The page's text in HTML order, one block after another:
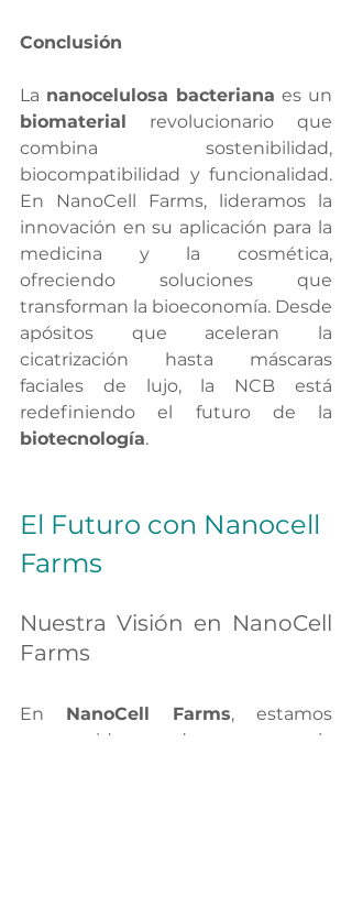
Conclusión
La nanocelulosa bacteriana
biomaterial
revolucionario que
combina sostenibilidad,
biocompatibilidad y funcionalidad.
En NanoCell Farms, lideramos la
innovación en su aplicación para la
medicina y la cosmética,
ofreciendo soluciones que
transforman la bioeconomía. Desde
apósitos que aceleran la
cicatrización hasta máscaras
faciales de lujo, la NCB está
biotecnología.
El Futuro con Nanocell
Farms
Nuestra Visión en NanoCell
Farms
En NanoCell Farms, estamos